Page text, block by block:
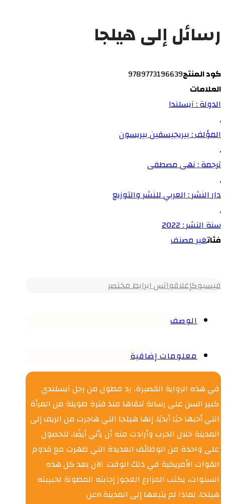
رسائل إلى هيلجا
كود المنتج9789773196639
العلامات
الدولة : آيسلندا
,
المؤلف : بيريجيسفين بيريسون
,
ترجمة : نهى مصطفى
,
دار النشر : العربي للنشر والتوزيع
,
سنة النشر : 2022
فئاتغير مصنف
فيسبوكإغلاقواتس ابرابط مختصر
الوصف
معلومات إضافية
في هذه الرواية القصيرة، رد مطول من رجل آيسلندي
كبير السن على رسالة تلقاها منذ فترة طويلة من المرأة
التي أحبها حبًا أبديًا. إنها هيلجا التي هاجرت من الريف إلى
المدينة خلال الحرب وأرادت منه أن يأتي أيضًا، للحصول
على واحدة من الوظائف العديدة التي ظهرت مع قدوم
القوات الأمريكية في ذلك الوقت. الآن بعد كل هذه
السنوات، يكتب المزارع العجوز إجابته المطولة لحبيبته
هيلجا، لماذا لم يتبعها إلى المدينة.nعن